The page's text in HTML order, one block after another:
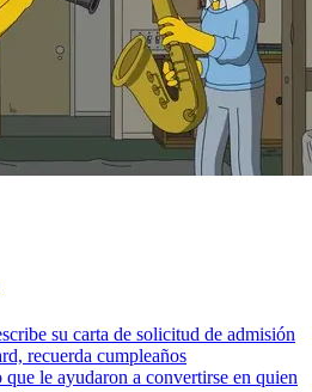
su carta de solicitud de admisión
recuerda cumpleaños
que le ayudaron a convertirse en quien